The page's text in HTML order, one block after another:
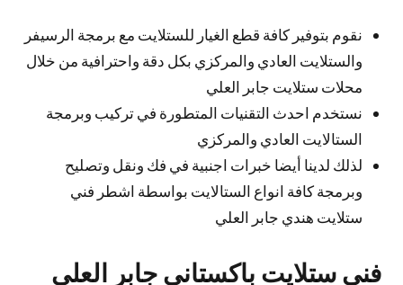
نقوم بتوفير كافة قطع الغيار للستلايت مع برمجة الرسيفر
والستلايت العادي والمركزي بكل دقة واحترافية من خلال
محلات ستلايت جابر العلي
نستخدم احدث التقنيات المتطورة في تركيب وبرمجة
الستالايت العادي والمركزي
لذلك لدينا أيضا خبرات اجنبية في فك ونقل وتصليح
وبرمجة كافة انواع الستالايت بواسطة اشطر فني
ستلايت هندي جابر العلي
فني ستلايت باكستاني جابر العلي